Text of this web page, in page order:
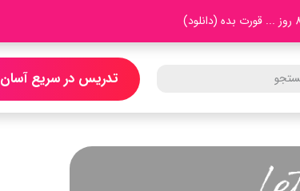
تدریس در سریع آسان